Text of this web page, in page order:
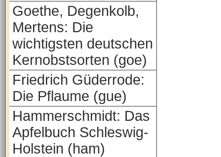
Goethe, Degenkolb,
Mertens: Die
wichtigsten deutschen
Kernobstsorten (goe)
Friedrich Güderrode:
Die Pflaume (gue)
Hammerschmidt: Das
Apfelbuch Schleswig-
Holstein (ham)